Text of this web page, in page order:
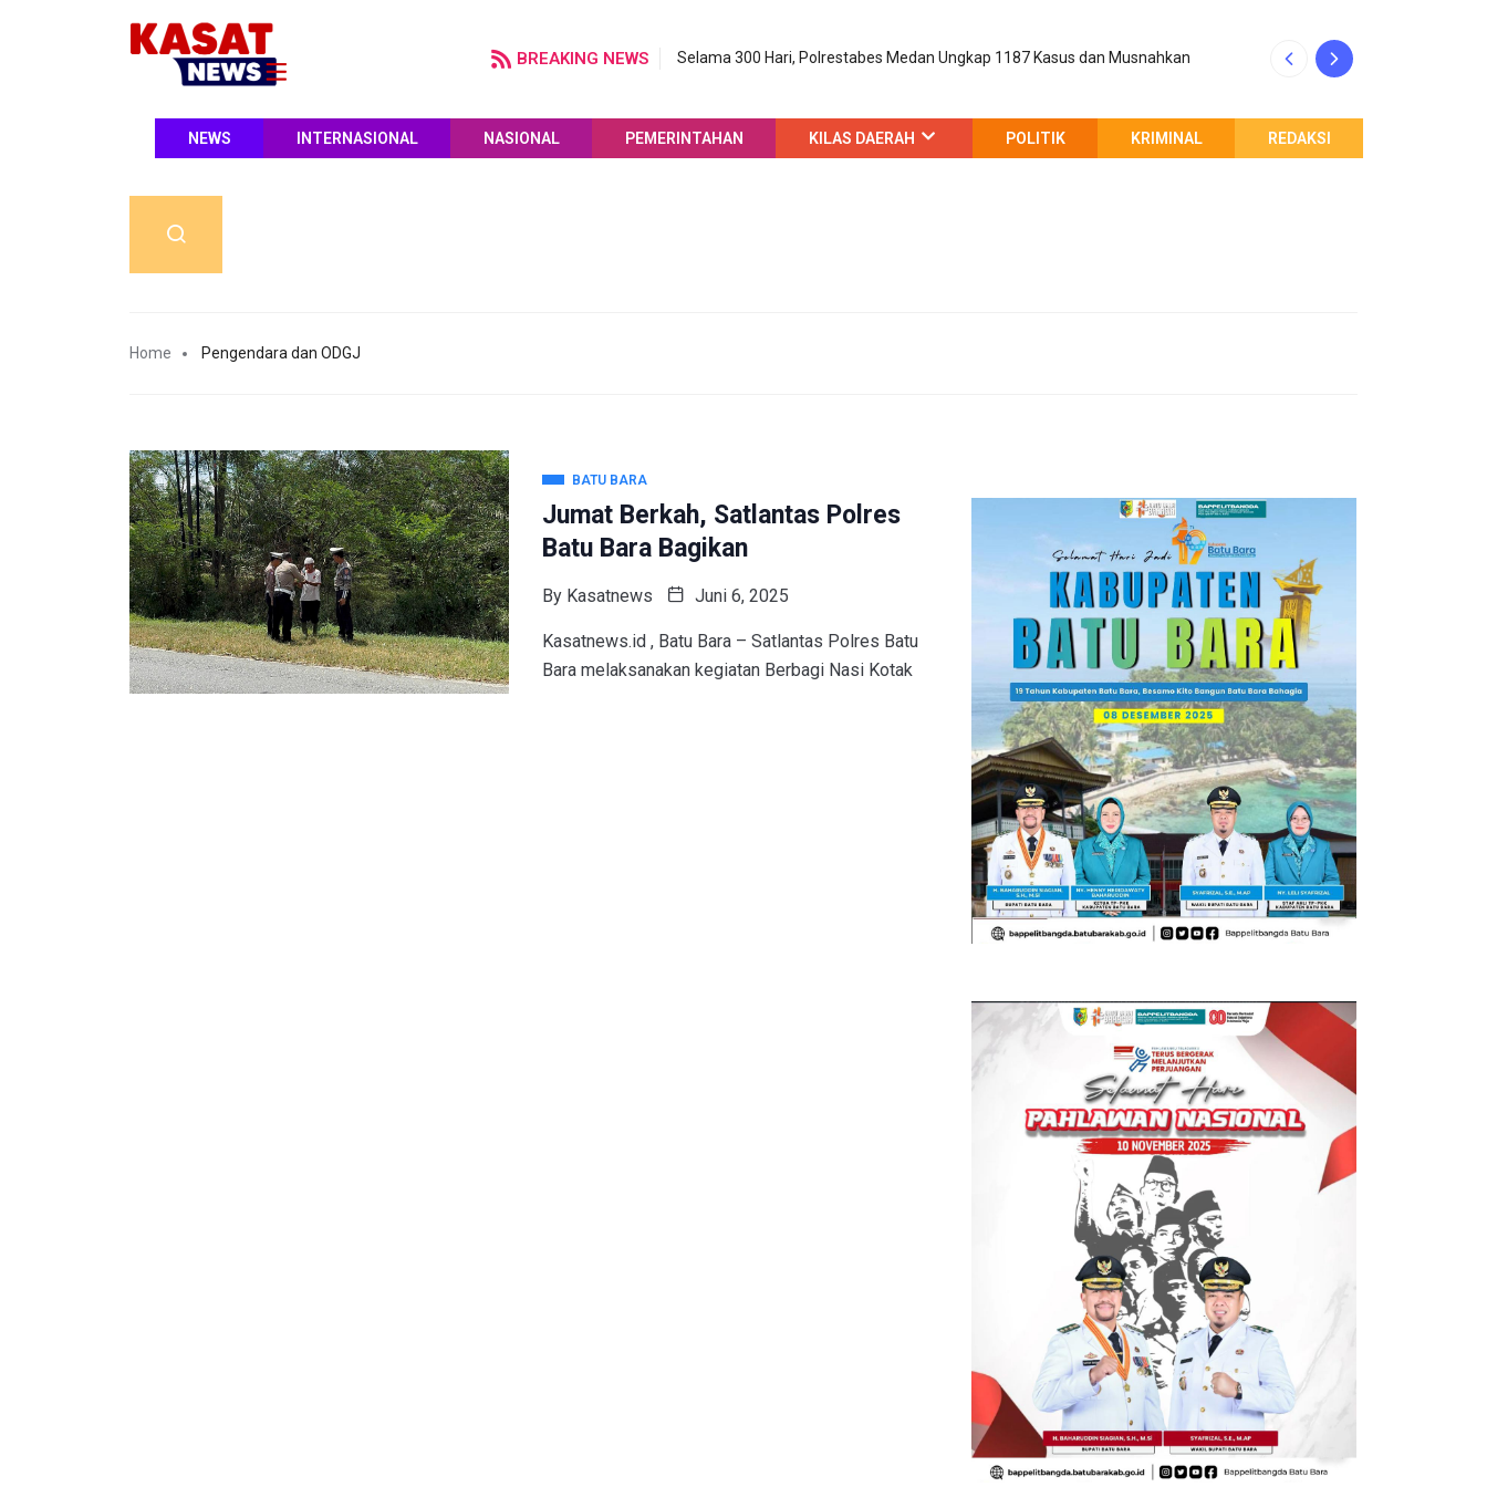
BREAKING NEWS Selama 300 Hari, Polrestabes Medan Ungkap 1187 Kasus dan Musnahkan
NEWS INTERNASIONAL NASIONAL PEMERINTAHAN KILAS DAERAH POLITIK KRIMINAL REDAKSI
Home Pengendara dan ODGJ
BATU BARA
Jumat Berkah, Satlantas Polres
Batu Bara Bagikan
By Kasatnews Juni 6, 2025
Kasatnews.id , Batu Bara – Satlantas Polres Batu
Bara melaksanakan kegiatan Berbagi Nasi Kotak